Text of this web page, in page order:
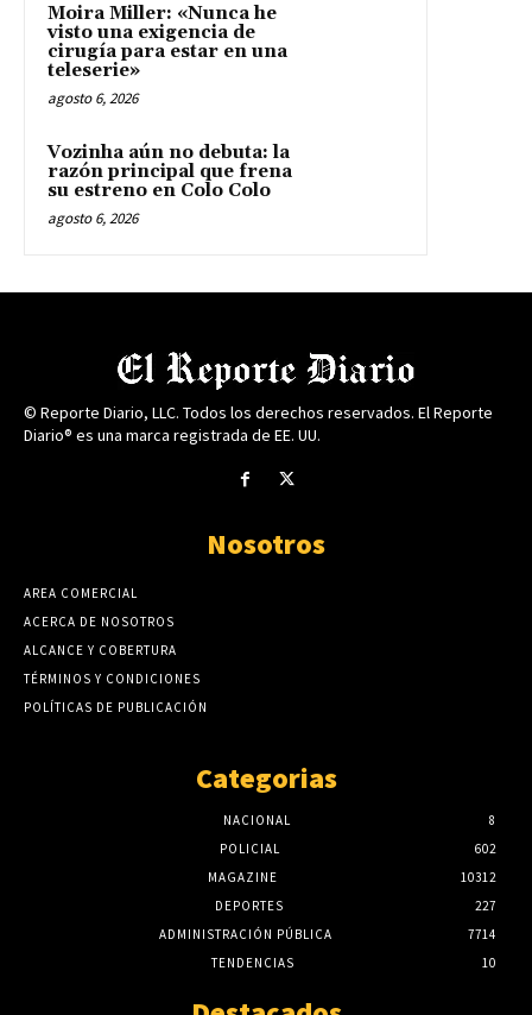
Moira Miller: «Nunca he
visto una exigencia de
cirugía para estar en una
teleserie»
agosto 6, 2026
Vozinha aún no debuta: la
razón principal que frena
su estreno en Colo Colo
agosto 6, 2026
© Reporte Diario, LLC. Todos los derechos reservados. El Reporte
Diario® es una marca registrada de EE. UU.
Nosotros
AREA COMERCIAL
ACERCA DE NOSOTROS
ALCANCE Y COBERTURA
TÉRMINOS Y CONDICIONES
POLÍTICAS DE PUBLICACIÓN
Categorias
NACIONAL
8
POLICIAL
602
MAGAZINE
10312
DEPORTES
227
ADMINISTRACIÓN PÚBLICA
7714
TENDENCIAS
10